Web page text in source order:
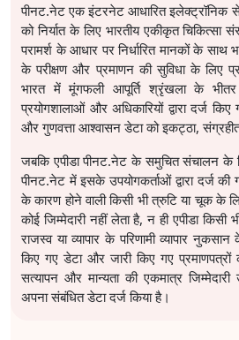
पीनट.नेट एक इंटरनेट आधारित इलेक्ट्रॉनिक सेवा
को निर्यात के लिए भारतीय एकीकृत चिकित्सा
परामर्श के आधार पर निर्धारित मानकों के साथ
के परीक्षण और प्रमाणन की सुविधा के लिए
भारत में मूंगफली आपूर्ति श्रृंखला के भीतर
प्रयोगशालाओं और अधिकारियों द्वारा दर्ज
और गुणवत्ता आश्वासन डेटा को इकट्ठा,
जबकि एपीडा पीनट.नेट के समुचित संचालन के
पीनट.नेट में इसके उपयोगकर्ताओं द्वारा दर्ज
के कारण होने वाली किसी भी त्रुटि या चूक के
कोई जिम्मेदारी नहीं लेता है, न ही एपीडा किसी
राजस्व या व्यापार के परिणामी व्यापार नुकसान
किए गए डेटा और जारी किए गए प्रमाणपत्रों
सत्यापन और मान्यता की एकमात्र
अपना संबंधित डेटा दर्ज किया है।